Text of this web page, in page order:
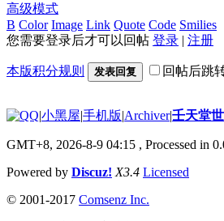
高级模式
B Color Image Link Quote Code Smilies
您需要登录后才可以回帖 登录 | 注册
本版积分规则 发表回复 回帖后跳
|小黑屋|手机版|Archiver|壬天堂
GMT+8, 2026-8-9 04:15 , Processed in
Powered by Discuz! X3.4 Licensed
© 2001-2017 Comsenz Inc.